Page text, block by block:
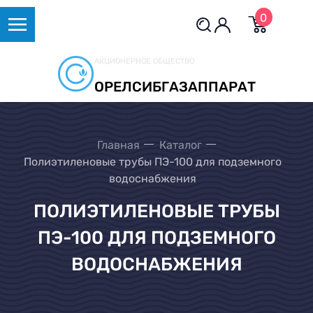
0
АКЦИОНЕРНОЕ ОБЩЕСТВО
ОРЕЛСИБГАЗАППАРАТ
Главная
Каталог
Полиэтиленовые трубы ПЭ-100 для подземного
водоснабжения
ПОЛИЭТИЛЕНОВЫЕ ТРУБЫ
ПЭ-100 ДЛЯ ПОДЗЕМНОГО
ВОДОСНАБЖЕНИЯ